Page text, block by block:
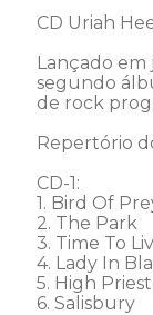
CD Uriah
Lançado em
segundo
de rock
Repertório
CD-1:
1. Bird Of
2. The Park
3. Time To
4. Lady In
5. High
6. Salisbury